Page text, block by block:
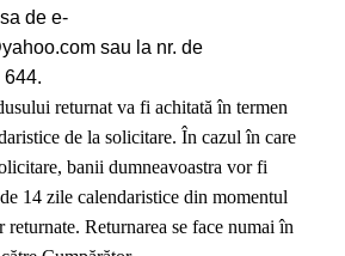
de e-
sau la nr. de
644.
returnat va fi achitată în termen
de la solicitare. În cazul în care
banii dumneavoastra vor fi
14 zile calendaristice din momentul
Returnarea se face numai în